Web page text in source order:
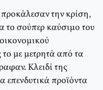
προκάλεσαν την κρίση,
το σούπερ καύσιμο του
με μετρητά από τα
Κλειδί της
επενδυτικά προϊόντα